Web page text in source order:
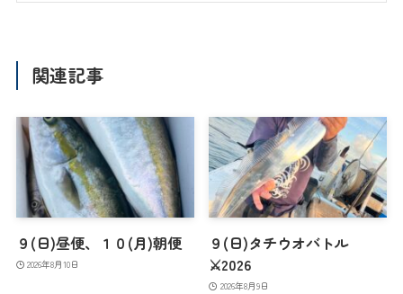
関連記事
９(日)昼便、１０(月)朝便
2026年8月10日
９(日)タチウオバトル
⚔️2026
2026年8月9日